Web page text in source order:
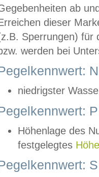
ab
dieser
Sperrungen) für
werden bei
niedrigster
Höhenlage des
festgelegtes